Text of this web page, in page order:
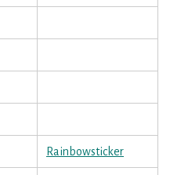
Rainbowsticker